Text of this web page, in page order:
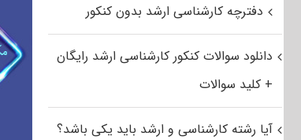
دفترچه کارشناسی ارشد بدون کنکور
دانلود سوالات کنکور کارشناسی ارشد رایگان
+ کلید سوالات
آیا رشته کارشناسی و ارشد باید یکی باشد؟